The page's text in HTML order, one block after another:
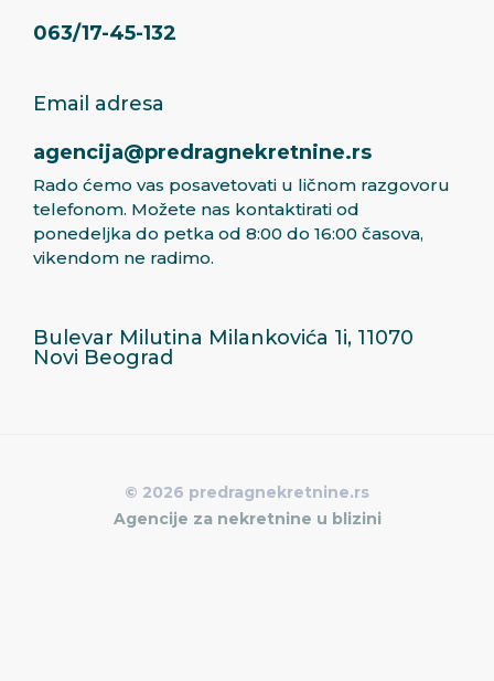
063/17-45-132
Email adresa
agencija@predragnekretnine.rs
Rado ćemo vas posavetovati u ličnom razgovoru
telefonom. Možete nas kontaktirati od
ponedeljka do petka od 8:00 do 16:00 časova,
vikendom ne radimo.
Bulevar Milutina Milankovića 1i, 11070
Novi Beograd
© 2026 predragnekretnine.rs
Agencije za nekretnine u blizini